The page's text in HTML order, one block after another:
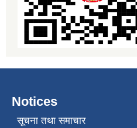
Notices
सूचना तथा समाचार